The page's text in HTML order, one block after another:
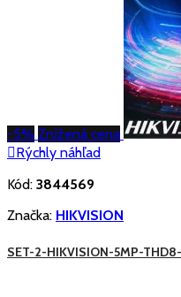
-5% Znížená cena
Rýchly náhľad
Kód: 3844569
Značka: HIKVISION
SET-2-HIKVISION-5MP-